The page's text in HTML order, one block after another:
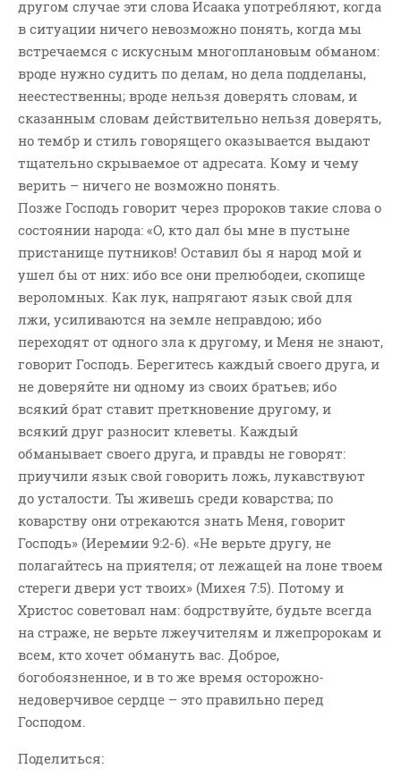
другом случае эти слова Исаака употребляют, когда
в ситуации ничего невозможно понять, когда мы
встречаемся с искусным многоплановым обманом:
вроде нужно судить по делам, но дела подделаны,
неестественны; вроде нельзя доверять словам, и
сказанным словам действительно нельзя доверять,
но тембр и стиль говорящего оказывается выдают
тщательно скрываемое от адресата. Кому и чему
верить – ничего не возможно понять.
Позже Господь говорит через пророков такие слова о
состоянии народа: «О, кто дал бы мне в пустыне
пристанище путников! Оставил бы я народ мой и
ушел бы от них: ибо все они прелюбодеи, скопище
вероломных. Как лук, напрягают язык свой для
лжи, усиливаются на земле неправдою; ибо
переходят от одного зла к другому, и Меня не знают,
говорит Господь. Берегитесь каждый своего друга, и
не доверяйте ни одному из своих братьев; ибо
всякий брат ставит преткновение другому, и
всякий друг разносит клеветы. Каждый
обманывает своего друга, и правды не говорят:
приучили язык свой говорить ложь, лукавствуют
до усталости. Ты живешь среди коварства; по
коварству они отрекаются знать Меня, говорит
Господь» (Иеремии 9:2-6). «Не верьте другу, не
полагайтесь на приятеля; от лежащей на лоне твоем
стереги двери уст твоих» (Михея 7:5). Потому и
Христос советовал нам: бодрствуйте, будьте всегда
на страже, не верьте лжеучителям и лжепророкам и
всем, кто хочет обмануть вас. Доброе,
богобоязненное, и в то же время осторожно-
недоверчивое сердце – это правильно перед
Господом.
Поделиться: